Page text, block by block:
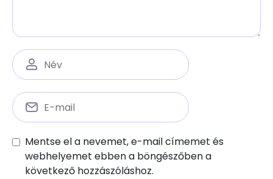
Mentse el a nevemet, e-mail címemet és
webhelyemet ebben a böngészőben a
következő hozzászóláshoz.